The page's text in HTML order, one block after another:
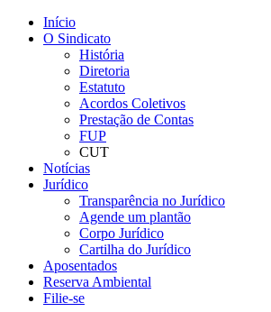
Início
O Sindicato
História
Diretoria
Estatuto
Acordos Coletivos
Prestação de Contas
FUP
CUT
Notícias
Jurídico
Transparência no Jurídico
Agende um plantão
Corpo Jurídico
Cartilha do Jurídico
Aposentados
Reserva Ambiental
Filie-se